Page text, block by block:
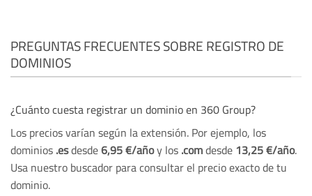
PREGUNTAS FRECUENTES SOBRE REGISTRO DE
DOMINIOS
¿Cuánto cuesta registrar un dominio en 360 Group?
Los precios varían según la extensión. Por ejemplo, los
dominios.esdesde6,95 €/añoy los.comdesde13,25 €/año.
Usa nuestro buscador para consultar el precio exacto de tu
dominio.